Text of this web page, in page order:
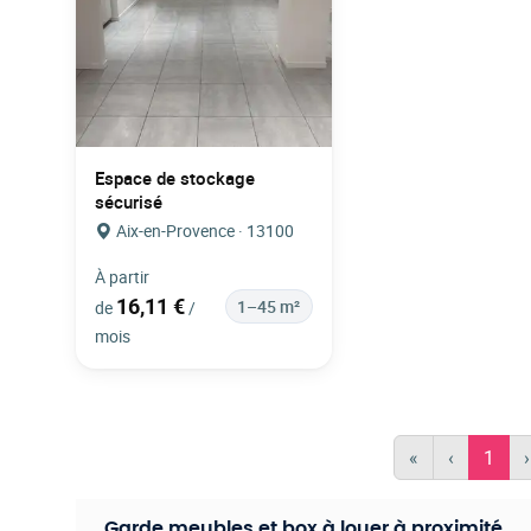
Espace de stockage
sécurisé
Aix-en-Provence · 13100
À partir
de 16,11 €/
mois
1–45 m²
« ‹ 1 ›